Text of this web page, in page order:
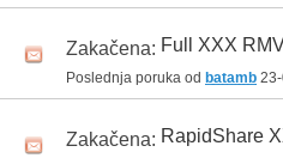
Zakačena: Full XXX
Poslednja poruka od batamb
Zakačena: RapidShare